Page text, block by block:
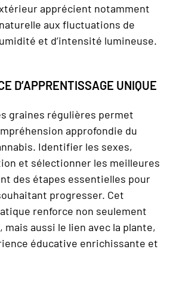
apprécient notamment
aux fluctuations de
et d’intensité lumineuse.
D’APPRENTISSAGE UNIQUE
graines régulières permet
approfondie du
Identifier les sexes,
et sélectionner les meilleures
des étapes essentielles pour
progresser. Cet
renforce non seulement
aussi le lien avec la plante,
éducative enrichissante et